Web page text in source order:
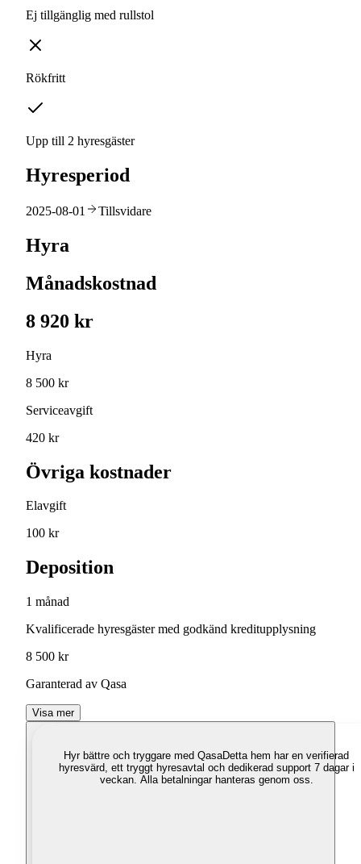
Ej tillgänglig med rullstol
Rökfritt
Upp till 2 hyresgäster
Hyresperiod
2025-08-01 Tillsvidare
Hyra
Månadskostnad
8 920 kr
Hyra
8 500 kr
Serviceavgift
420 kr
Övriga kostnader
Elavgift
100 kr
Deposition
1 månad
Kvalificerade hyresgäster med godkänd kreditupplysning
8 500 kr
Garanterad av Qasa
Visa mer
Hyr bättre och tryggare med QasaDetta hem har en verifierad
hyresvärd, ett tryggt hyresavtal och dedikerad support 7 dagar i
veckan. Alla betalningar hanteras genom oss.